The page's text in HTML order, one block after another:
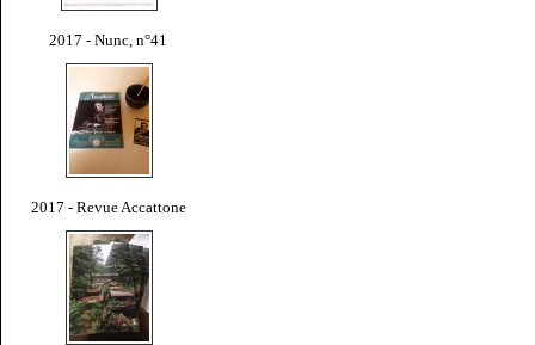
2017 - Nunc, n°41
2017 - Revue Accattone